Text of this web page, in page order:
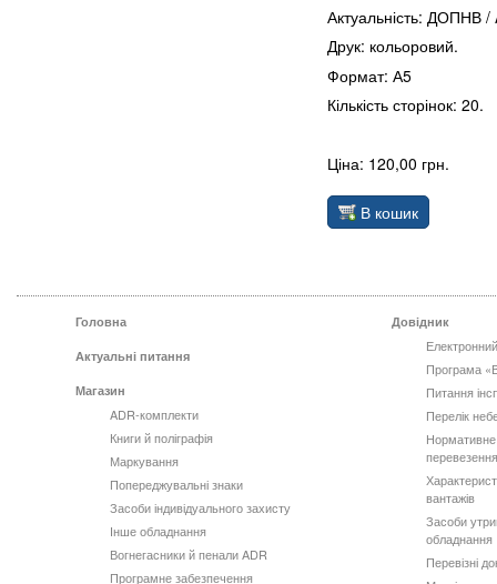
Актуальність: ДОПНВ /
Друк: кольоровий.
Формат: А5
Кількість сторінок: 20.
Ціна: 120,00 грн.
В кошик
Головна
Актуальні питання
Магазин
ADR-комплекти
Книги й поліграфія
Маркування
Попереджувальні знаки
Засоби індивідуального захисту
Інше обладнання
Вогнегасники й пенали ADR
Програмне забезпечення
Довідник
Програма
Питання
Перелік
вантажів
Засоби
обладнання
Перевізні